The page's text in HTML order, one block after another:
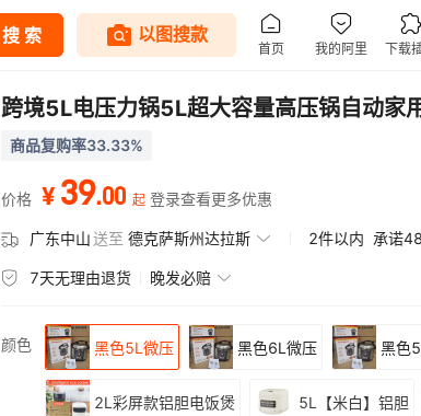
跨境5L电压力锅5L超大容量高压锅自动家
商品复购率33.33%
价格 ¥ 39.00 起 登录查看更多优惠
广东中山送至 德克萨斯州达拉斯 2件以内 承诺
7天无理由退货 晚发必赔
颜色 黑色5L微压 黑色6L微压 黑色
2L彩屏款铝胆电饭煲 5L【米白】铝胆